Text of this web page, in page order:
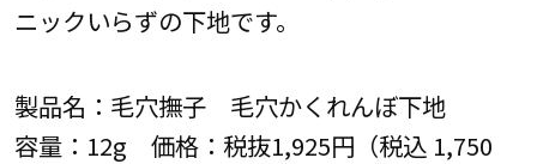
ニックいらずの下地です。
製品名：毛穴撫子 毛穴かくれんぼ下地
容量：12g 価格：税抜1,925円（税込‬ 1,750